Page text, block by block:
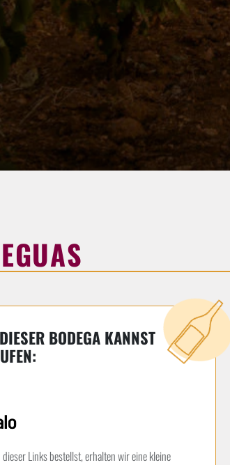
BODEGA KANNST
Links bestellst, erhalten wir eine kleine